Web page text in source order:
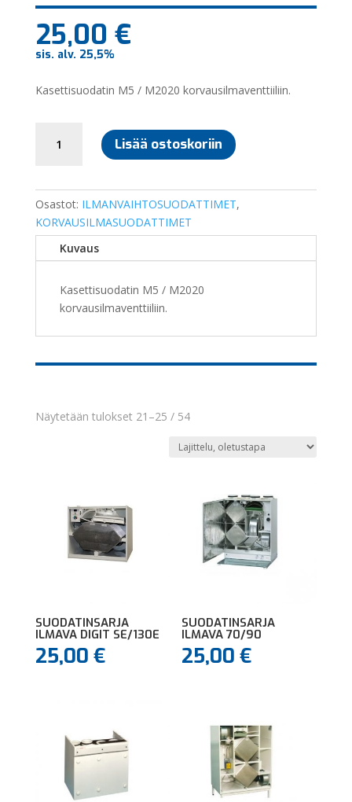
25,00 €
sis. alv. 25,5%
Kasettisuodatin M5 / M2020 korvausilmaventtiiliin.
2020
Lisää ostoskoriin
Osastot: ILMANVAIHTOSUODATTIMET,
KORVAUSILMASUODATTIMET
Kuvaus
Kasettisuodatin M5 / M2020
korvausilmaventtiiliin.
Näytetään tulokset 21–25 / 54
SUODATINSARJA
ILMAVA DIGIT SE/130E
25,00 €
SUODATINSARJA
ILMAVA 70/90
25,00€